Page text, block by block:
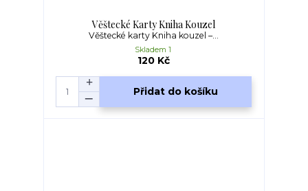
Věštecké Karty Kniha Kouzel
Věštecké karty Kniha kouzel –...
120 Kč
Skladem 1
Přidat do košíku